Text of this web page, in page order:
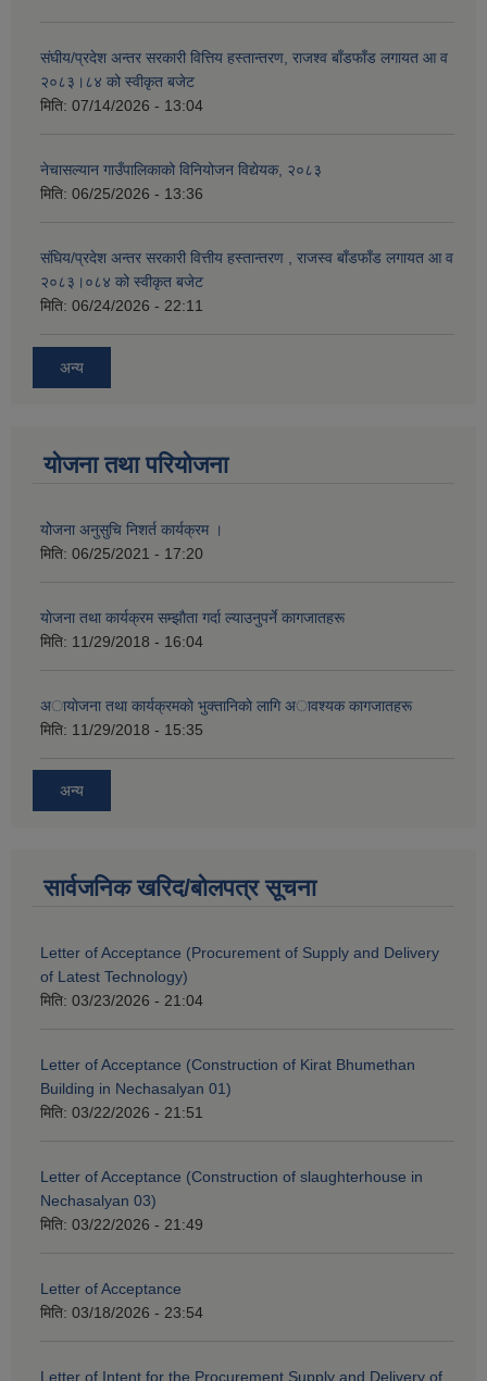
संघीय/प्रदेश अन्तर सरकारी वित्तिय हस्तान्तरण, राजश्व बाँडफाँड लगायत आ व
२०८३।८४ को स्वीकृत बजेट
मिति: 07/14/2026 - 13:04
नेचासल्यान गाउँपालिकाको विनियोजन विद्येयक, २०८३
मिति: 06/25/2026 - 13:36
संघिय/प्रदेश अन्तर सरकारी वित्तीय हस्तान्तरण , राजस्व बाँडफाँड लगायत आ व
२०८३।०८४ को स्वीकृत बजेट
मिति: 06/24/2026 - 22:11
अन्य
योजना तथा परियोजना
योेजना अनुसुचि निशर्त कार्यक्रम ।
मिति: 06/25/2021 - 17:20
याेजना तथा कार्यक्रम सम्झाैता गर्दा ल्याउनुपर्ने कागजातहरू
मिति: 11/29/2018 - 16:04
अायाेजना तथा कार्यक्रमकाे भुक्तानिकाे लागि अावश्यक कागजातहरू
मिति: 11/29/2018 - 15:35
अन्य
सार्वजनिक खरिद/बोलपत्र सूचना
Letter of Acceptance (Procurement of Supply and Delivery
of Latest Technology)
मिति: 03/23/2026 - 21:04
Letter of Acceptance (Construction of Kirat Bhumethan
Building in Nechasalyan 01)
मिति: 03/22/2026 - 21:51
Letter of Acceptance (Construction of slaughterhouse in
Nechasalyan 03)
मिति: 03/22/2026 - 21:49
Letter of Acceptance
मिति: 03/18/2026 - 23:54
Letter of Intent for the Procurement Supply and Delivery of